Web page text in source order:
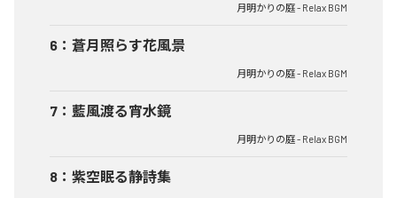
月明かりの庭 - Relax BGM
6 ： 蒼月照らす花風景
月明かりの庭 - Relax BGM
7 ： 藍風渡る宵水鏡
月明かりの庭 - Relax BGM
8 ： 紫空眠る静詩集